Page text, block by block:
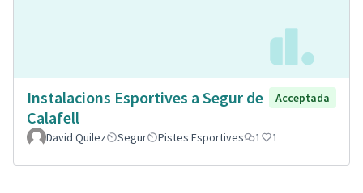
Instalacions Esportives a Segur de
Calafell
Acceptada
David Quilez Segur Pistes Esportives 1 1